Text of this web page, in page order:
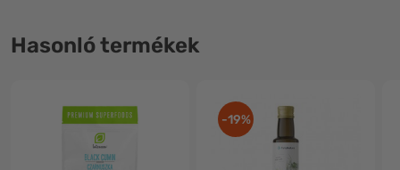
Hasonló termékek
-19%